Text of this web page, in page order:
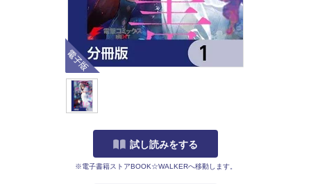
電子版
試し読みをする
※電子書籍ストアBOOK☆WALKERへ移動します。